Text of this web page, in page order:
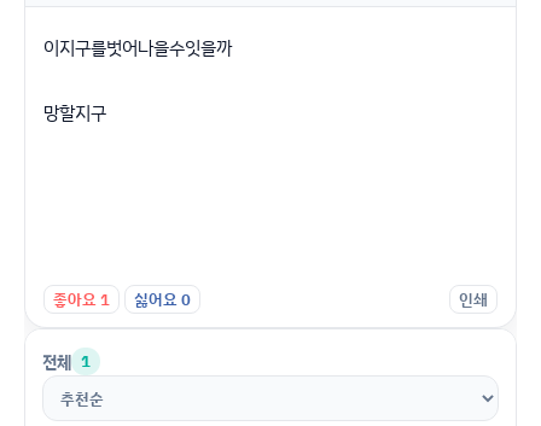
이지구를벗어나을수잇을까
망할지구
좋아요1 싫어요0 인쇄
전체 1